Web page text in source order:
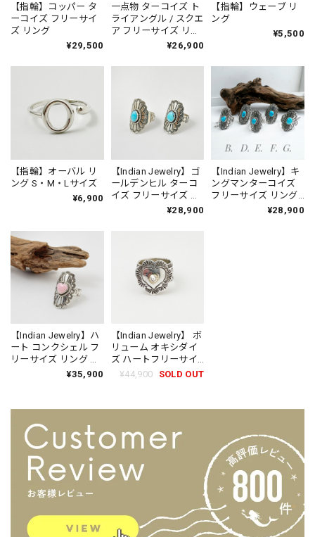
【指輪】コッパー タ
ーコイズ フリーサイ
ズ リング
¥29,500
一点物 ターコイズ ト
ライアングル / スクエ
ア フリーサイズ リン
¥26,900
【指輪】ウェーブ リ
ング
¥5,500
【指輪】オーバル リ
ング S・M・Lサイズ
¥6,900
【Indian Jewelry】ゴ
ールデンヒル ターコ
イズ フリーサイズ リ
¥28,900
【Indian Jewelry】キ
ングマンターコイズ
フリーサイズ リング
¥28,900
【Indian Jewelry】ハ
ート コンクシェル フ
リーサイズ リング 指
¥35,900
【Indian Jewelry】 ボ
リューム オキシダイ
ズ ハートフリーサイ
ズ リング 指輪
¥44,900 SOLD OUT